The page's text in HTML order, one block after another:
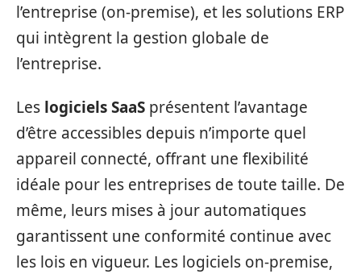
l’entreprise (on-premise), et les solutions ERP
qui intègrent la gestion globale de
l’entreprise.
Les logiciels SaaS présentent l’avantage
d’être accessibles depuis n’importe quel
appareil connecté, offrant une flexibilité
idéale pour les entreprises de toute taille. De
même, leurs mises à jour automatiques
garantissent une conformité continue avec
les lois en vigueur. Les logiciels on-premise,